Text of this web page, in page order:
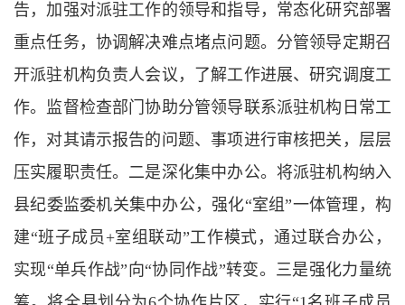
告，加强对派驻工作的领导和指导，常态化研究部署
重点任务，协调解决难点堵点问题。分管领导定期召
开派驻机构负责人会议，了解工作进展、研究调度工
作。监督检查部门协助分管领导联系派驻机构日常工
作，对其请示报告的问题、事项进行审核把关，层层
压实履职责任。二是深化集中办公。将派驻机构纳入
县纪委监委机关集中办公，强化“室组”一体管理，构
建“班子成员+室组联动”工作模式，通过联合办公，
实现“单兵作战”向“协同作战”转变。三是强化力量统